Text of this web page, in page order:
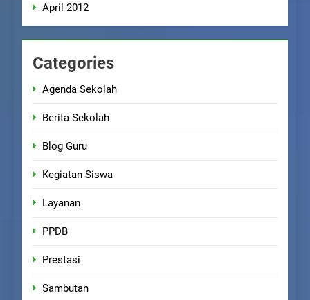
April 2012
Categories
Agenda Sekolah
Berita Sekolah
Blog Guru
Kegiatan Siswa
Layanan
PPDB
Prestasi
Sambutan